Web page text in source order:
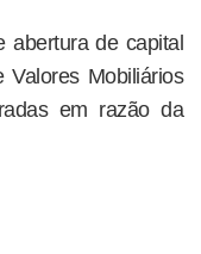
abertura de capital
Valores Mobiliários
em razão da